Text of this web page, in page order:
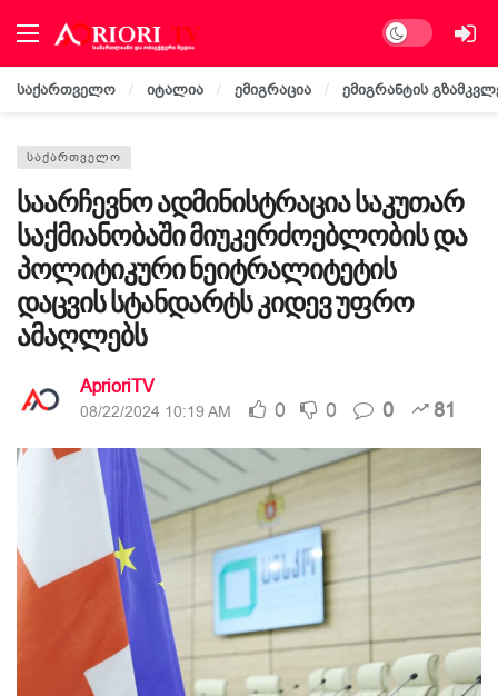
Dark mode
საქართველო იტალია ემიგრაცია ემიგრანტის
ᲡᲐᲥᲐᲠᲗᲕᲔᲚᲝ
საარჩევნო ადმინისტრაცია საკუთარ
საქმიანობაში მიუკერძოებლობის და
პოლიტიკური ნეიტრალიტეტის
დაცვის სტანდარტს კიდევ უფრო
ამაღლებს
AprioriTV
08/22/2024 10:19 AM 0 0 0 81